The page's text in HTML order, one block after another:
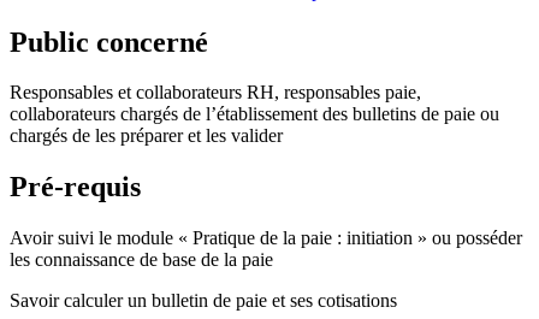
Public concerné
Responsables et collaborateurs RH, responsables paie,
collaborateurs chargés de l’établissement des bulletins de paie ou
chargés de les préparer et les valider
Pré-requis
Avoir suivi le module « Pratique de la paie : initiation » ou posséder
les connaissance de base de la paie
Savoir calculer un bulletin de paie et ses cotisations